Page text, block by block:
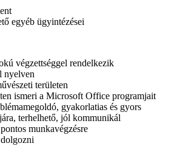
egyéb ügyintézései
végzettséggel rendelkezik
nyelven
területen
ismeri a Microsoft Office programjait
gyakorlatias és gyors
terhelhető, jól kommunikál
munkavégzésre
dolgozni